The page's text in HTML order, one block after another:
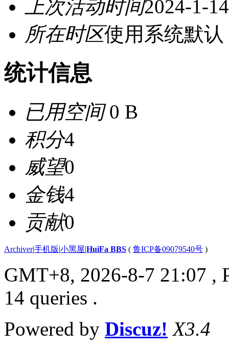
上次活动时间2024-1-
所在时区使用系统默认
统计信息
已用空间0 B
积分4
威望0
金钱4
贡献0
Archiver|手机版|小黑屋|HuiFa BBS ( 鲁ICP备09079540号 )
GMT+8, 2026-8-7 21:07 ,
14 queries .
Powered by Discuz! X3.4